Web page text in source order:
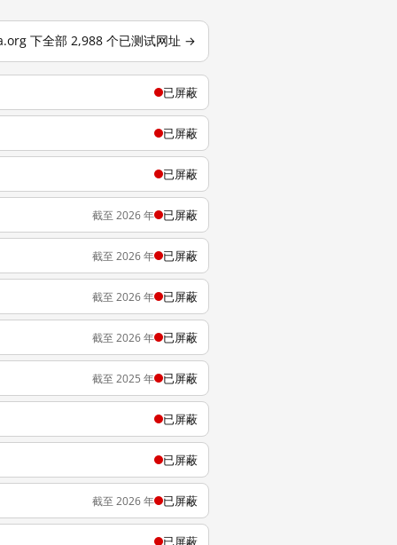
下全部 2,988 个已测试网址 →
已屏蔽
已屏蔽
已屏蔽
截至 2026 年 已屏蔽
截至 2026 年 已屏蔽
截至 2026 年 已屏蔽
截至 2026 年 已屏蔽
截至 2025 年 已屏蔽
已屏蔽
已屏蔽
截至 2026 年 已屏蔽
已屏蔽